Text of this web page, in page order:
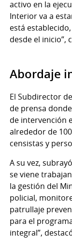
activo en la
Interior va a
está
desde el inicio”,
Abordaje
El Subdirector
de prensa
de intervención
alrededor de
censistas y
A su vez,
se viene
la gestión del
policial,
patrullaje
para el
integral”,